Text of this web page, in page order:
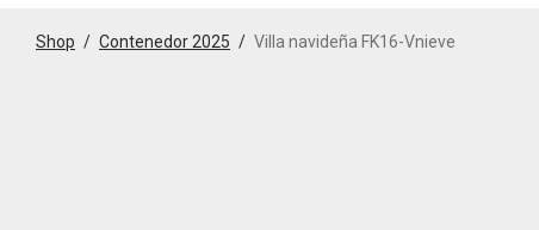
Shop / Contenedor 2025 / Villa navideña FK16-Vnieve